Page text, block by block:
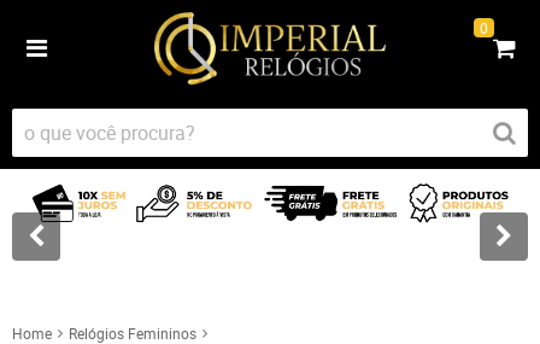
0
Home
Relógios Femininos